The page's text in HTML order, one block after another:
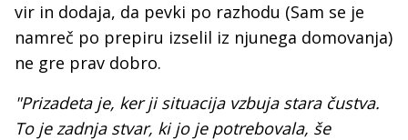
vir in dodaja, da pevki po razhodu (Sam se je
namreč po prepiru izselil iz njunega domovanja)
ne gre prav dobro.
"Prizadeta je, ker ji situacija vzbuja stara čustva.
To je zadnja stvar, ki jo je potrebovala, še